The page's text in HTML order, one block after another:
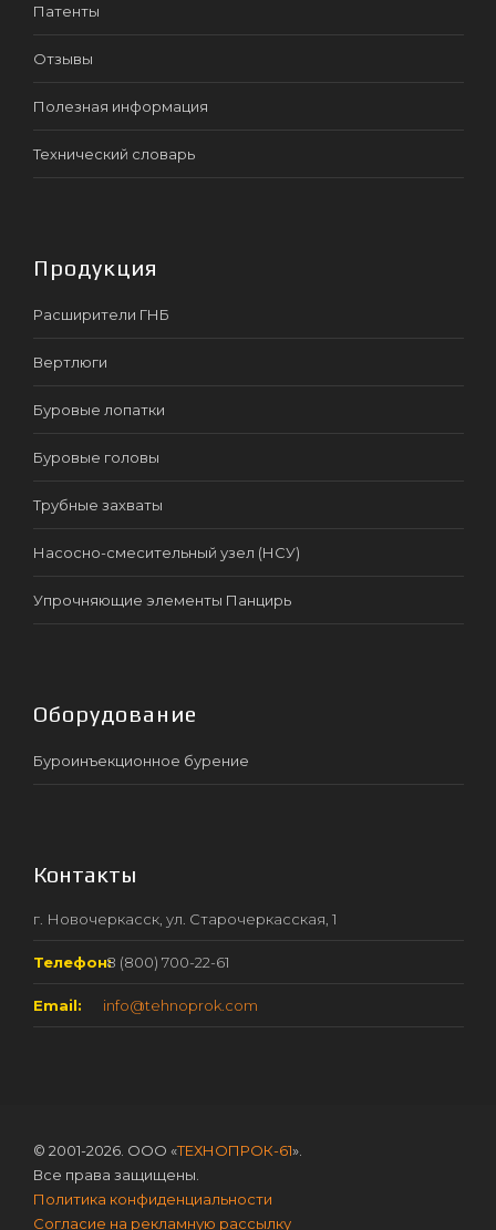
Патенты
Отзывы
Полезная информация
Технический словарь
Продукция
Расширители ГНБ
Вертлюги
Буровые лопатки
Буровые головы
Трубные захваты
Насосно-смесительный узел (НСУ)
Упрочняющие элементы Панцирь
Оборудование
Буроинъекционное бурение
Контакты
г. Новочеркасск, ул. Старочеркасская, 1
Телефон:8 (800) 700-22-61
Email: info@tehnoprok.com
© 2001-2026. ООО «ТЕХНОПРОК-61».
Все права защищены.
Политика конфиденциальности
Согласие на рекламную рассылку